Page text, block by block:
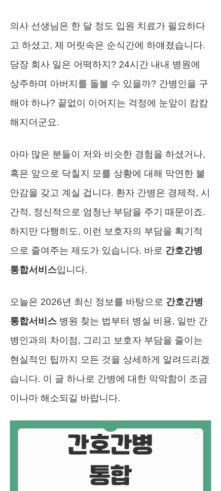
의사 선생님은 한 달 정도 입원 치료가 필요하다
고 하셨고, 제 머릿속은 순식간에 하얘졌습니다.
당장 회사 일은 어떡하지? 24시간 내내 병원에
상주하며 아버지를 돌볼 수 있을까? 간병인을 구
해야 하나? 끝없이 이어지는 걱정에 눈앞이 캄캄
해지더군요.
아마 많은 분들이 저와 비슷한 경험을 하셨거나,
혹은 앞으로 닥칠지 모를 상황에 대해 막연한 불
안감을 갖고 계실 겁니다. 환자 간병은 경제적, 시
간적, 정신적으로 엄청난 부담을 주기 때문이죠.
하지만 다행히도, 이런 보호자의 부담을 획기적
으로 줄여주는 제도가 있습니다. 바로 간호간병
통합서비스입니다.
오늘은 2026년 최신 정보를 바탕으로 간호간병
통합서비스 병원 찾는 법부터 병실 비용, 일반 간
병인과의 차이점, 그리고 보호자 부담을 줄이는
현실적인 팁까지 모든 것을 상세하게 알려드리겠
습니다. 이 글 하나로 간병에 대한 막막함이 조금
이나마 해소되길 바랍니다.